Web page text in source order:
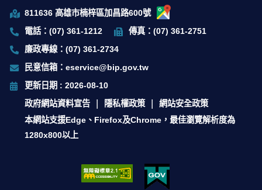
811636 高雄市楠梓區加昌路600號
電話：(07) 361-1212
傳真：(07) 361-2751
廉政專線：(07) 361-2734
民意信箱：eservice@bip.gov.tw
更新日期 : 2026-08-10
政府網站資料宣告
隱私權政策
網站安全政策
本網站支援Edge、Firefox及Chrome，最佳瀏覽解析度為
1280x800以上